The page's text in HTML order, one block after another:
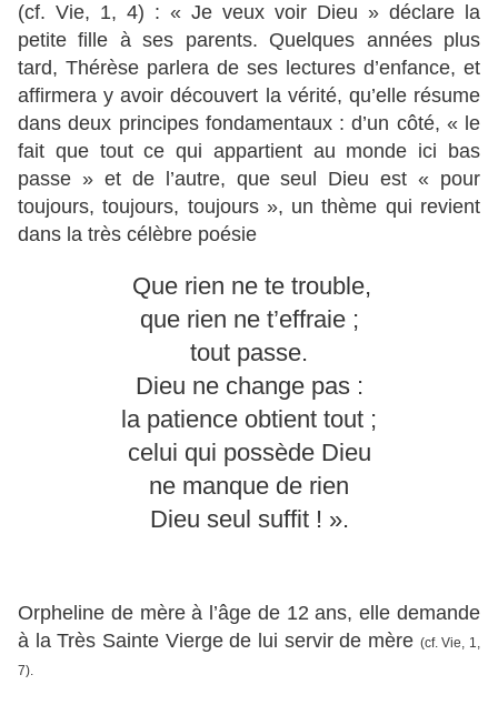
(cf. Vie, 1, 4) : « Je veux voir Dieu » déclare la
petite fille à ses parents. Quelques années plus
tard, Thérèse parlera de ses lectures d’enfance, et
affirmera y avoir découvert la vérité, qu’elle résume
dans deux principes fondamentaux : d’un côté, « le
fait que tout ce qui appartient au monde ici bas
passe » et de l’autre, que seul Dieu est « pour
toujours, toujours, toujours », un thème qui revient
dans la très célèbre poésie
Que rien ne te trouble,
que rien ne t’effraie ;
tout passe.
Dieu ne change pas :
la patience obtient tout ;
celui qui possède Dieu
ne manque de rien
Dieu seul suffit ! ».
Orpheline de mère à l’âge de 12 ans, elle demande
à la Très Sainte Vierge de lui servir de mère (cf. Vie, 1,
7).